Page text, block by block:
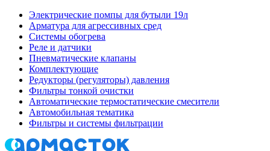
Электрические помпы для бутыли 19л
Арматура для агрессивных сред
Системы обогрева
Реле и датчики
Пневматические клапаны
Комплектующие
Редукторы (регуляторы) давления
Фильтры тонкой очистки
Автоматические термостатические смесители
Автомобильная тематика
Фильтры и системы фильтрации